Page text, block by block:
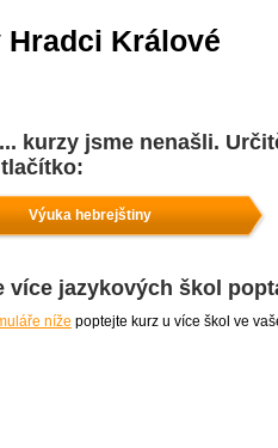
Králové
kurzy jsme nenašli.
Výuka hebrejštiny
více jazykových škol
níže poptejte kurz u více škol ve